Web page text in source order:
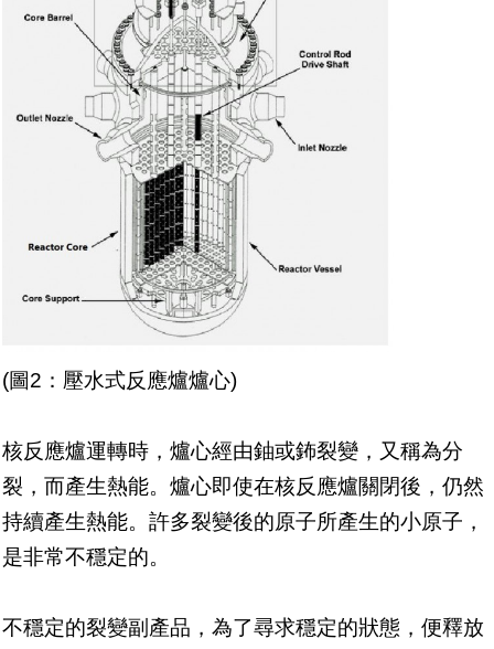
(圖2：壓水式反應爐爐心)
核反應爐運轉時，爐心經由鈾或鈽裂變，又稱為分
裂，而產生熱能。爐心即使在核反應爐關閉後，仍然
持續產生熱能。許多裂變後的原子所產生的小原子，
是非常不穩定的。
不穩定的裂變副產品，為了尋求穩定的狀態，便釋放